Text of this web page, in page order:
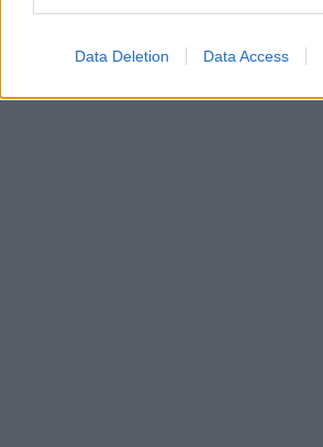
Data Deletion Data Access